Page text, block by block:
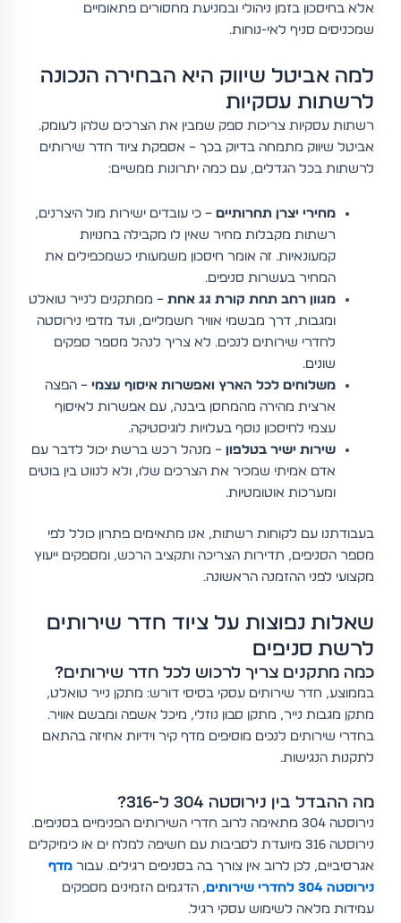
אלא בחיסכון בזמן ניהולי ובמניעת מחסורים פתאומיים
שמכניסים סניף לאי-נוחות.
למה אביטל שיווק היא הבחירה הנכונה
לרשתות עסקיות
רשתות עסקיות צריכות ספק שמבין את הצרכים שלהן לעומק.
אביטל שיווק מתמחה בדיוק בכך – אספקת ציוד חדר שירותים
לרשתות בכל הגדלים, עם כמה יתרונות ממשיים:
מחירי יצרן תחרותיים – כי עובדים ישירות מול היצרנים,
רשתות מקבלות מחיר שאין לו מקבילה בחנויות
קמעונאיות. זה אומר חיסכון משמעותי כשמכפילים את
המחיר בעשרות סניפים.
מגוון רחב תחת קורת גג אחת – ממתקנים לנייר טואלט
ומגבות, דרך מבשמי אוויר חשמליים, ועד מדפי נירוסטה
לחדרי שירותים לנכים. לא צריך לנהל מספר ספקים
שונים.
משלוחים לכל הארץ ואפשרות איסוף עצמי – הפצה
ארצית מהירה מהמחסן ביבנה, עם אפשרות לאיסוף
עצמי לחיסכון נוסף בעלויות לוגיסטיקה.
שירות ישיר בטלפון – מנהל רכש ברשת יכול לדבר עם
אדם אמיתי שמכיר את הצרכים שלו, ולא לנווט בין בוטים
ומערכות אוטומטיות.
בעבודתנו עם לקוחות רשתות, אנו מתאימים פתרון כולל לפי
מספר הסניפים, תדירות הצריכה ותקציב הרכש, ומספקים ייעוץ
מקצועי לפני ההזמנה הראשונה.
שאלות נפוצות על ציוד חדר שירותים
לרשת סניפים
כמה מתקנים צריך לרכוש לכל חדר שירותים?
בממוצע, חדר שירותים עסקי בסיסי דורש: מתקן נייר טואלט,
מתקן מגבות נייר, מתקן סבון נוזלי, מיכל אשפה ומבשם אוויר.
בחדרי שירותים לנכים מוסיפים מדף קיר וידיות אחיזה בהתאם
לתקנות הנגישות.
מה ההבדל בין נירוסטה 304 ל-316?
נירוסטה 304 מתאימה לרוב חדרי השירותים הפנימיים בסניפים.
נירוסטה 316 מיועדת לסביבות עם חשיפה למלח ים או כימיקלים
אגרסיביים, לכן לרוב אין צורך בה בסניפים רגילים. עבור מדף
נירוסטה 304 לחדרי שירותים
, הדגמים הזמינים מספקים
עמידות מלאה לשימוש עסקי רגיל.